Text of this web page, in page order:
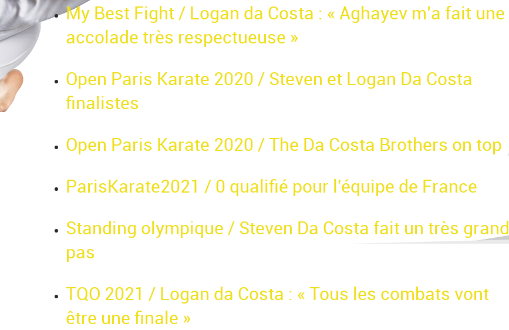
My Best Fight / Logan da Costa : « Aghayev m’a fait une
accolade très respectueuse »
Open Paris Karate 2020 / Steven et Logan Da Costa
finalistes
Open Paris Karate 2020 / The Da Costa Brothers on top
ParisKarate2021 / 0 qualifié pour l'équipe de France
Standing olympique / Steven Da Costa fait un très grand
pas
TQO 2021 / Logan da Costa : « Tous les combats vont
être une finale »